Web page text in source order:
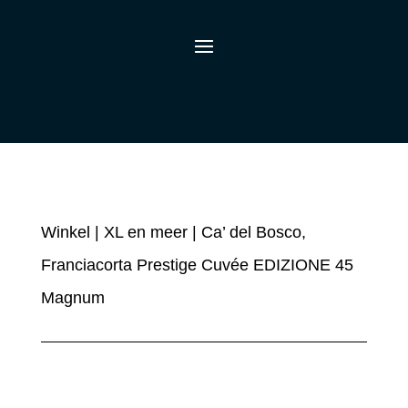
Winkel XL en meer| Ca’ del Bosco,
Franciacorta Prestige Cuvée EDIZIONE 45
Magnum